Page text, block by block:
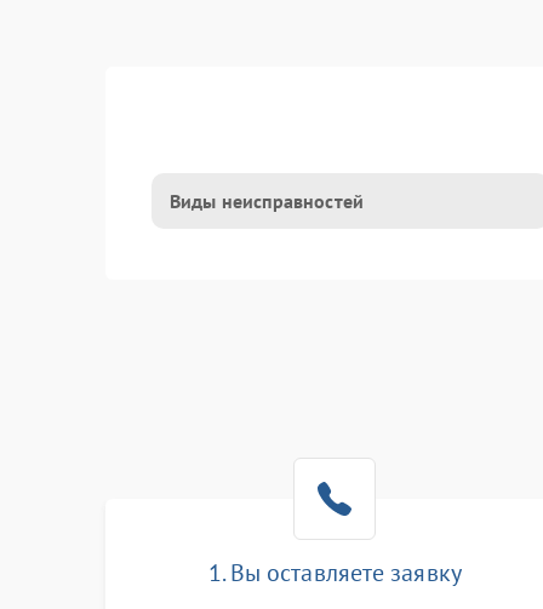
Виды неисправностей
1. Вы оставляете заявку